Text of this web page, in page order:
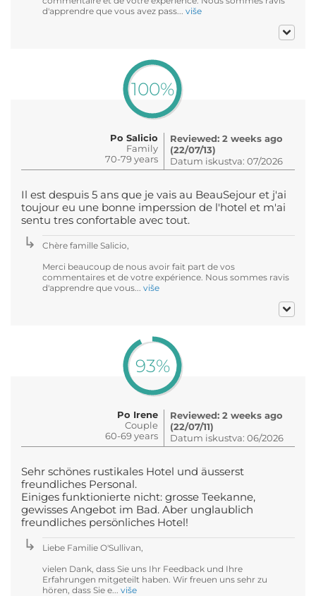
d'apprendre que vous avez pass... više
100%
Po Salicio
Family
70-79 years
Reviewed: 2 weeks ago
(22/07/13)
Datum iskustva: 07/2026
Il est despuis 5 ans que je vais au BeauSejour et j'ai
toujour eu une bonne imperssion de l'hotel et m'ai
sentu tres confortable avec tout.
Chère famille Salicio,
Merci beaucoup de nous avoir fait part de vos
commentaires et de votre expérience. Nous sommes ravis
d'apprendre que vous... više
93%
Po Irene
Couple
60-69 years
Reviewed: 2 weeks ago
(22/07/11)
Datum iskustva: 06/2026
Sehr schönes rustikales Hotel und äusserst
freundliches Personal.
Einiges funktionierte nicht: grosse Teekanne,
gewisses Angebot im Bad. Aber unglaublich
freundliches persönliches Hotel!
Liebe Familie O'Sullivan,
vielen Dank, dass Sie uns Ihr Feedback und Ihre
Erfahrungen mitgeteilt haben. Wir freuen uns sehr zu
hören, dass Sie e... više